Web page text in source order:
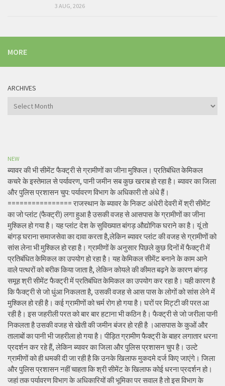
3 AUG, 2026
MORE
ARCHIVES
Archives
NEW
ब्यावर की भी सीमेंट फैक्ट्री से ग्रामीणों का जीना मुश्किल। प्रतिबंधित केमिकल
कचरे के इस्तेमाल से पर्यावरण, पानी जमीन सब कुछ खराब हो रहा है। ब्यावर का जिला
और पुलिस प्रशासन चुप: पर्यावरण विभाग के अधिकारी तो अंधे हैं।
================ राजस्थान के ब्यावर के निकट अंधेरी देवरी में श्री सीमेंट
का जो प्लांट (फैक्ट्री) लगा हुआ है उसकी वजह से आसपास के ग्रामीणों का जीना
मुश्किल हो गया है। यह प्लांट देश के सुविख्यात बांगड़ औद्योगिक घराने का है। यूं तो
बांगड़ घराना समाजसेवा का दावा करता है,लेकिन ब्यावर प्लांट की वजह से ग्रामीणों को
सांस लेना भी मुश्किल हो रहा है। ग्रामीणों के अनुसार पिछले कुछ दिनों में फैक्ट्री में
प्रतिबंधित केमिकल का उपयोग हो रहा है। यह केमिकल सीमेंट बनाने के काम आने
वाले पत्थरों को बरीक किया जाता है, लेकिन कोयले की कीमत बढ़ने के कारण बांगड़
समूह श्री सीमेंट फैक्ट्री में प्रतिबंधित केमिकल का उपयोग कर रहा है। यही कारण है
कि फैक्ट्री से जो धुंआ निकलता है, उसकी वजह से आस पास के लोगों को सांस लेने में
मुश्किल हो रही है। कई ग्रामीणों को चर्म रोग हो गया है। घरों पर मिट्टी की परत आ
रही है। इस जहरीली परत को बार बार हटाना भी कठिन है। फैक्ट्री से जो जरीला पानी
निकलता है उसकी वजह से खेती की जमीन बंजर हो रही है ।आसपास के कुओं और
तालाबों का पानी भी जहरीला हो गया है। पीड़ित ग्रामीण फैक्ट्री के बाहर लगातार धरना
प्रदर्शन कर रहे हैं, लेकिन ब्यावर का जिला और पुलिस प्रशासन चुप है। उल्टे
ग्रामीणों को ही धमकी दी जा रही है कि उनके खिलाफ मुकदमे दर्ज किए जाएंगे। जिला
और पुलिस प्रशासन नहीं चाहता कि श्री सीमेंट के खिलाफ कोई धरना प्रदर्शन हो।
जहां तक पर्यावरण विभाग के अधिकारियों की भूमिका पर सवाल है तो इस विभाग के